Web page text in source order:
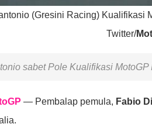
(Gresini Racing) Kualifikasi
Twitter/
sabet Pole Kualifikasi
— Pembalap pemula, Fabio